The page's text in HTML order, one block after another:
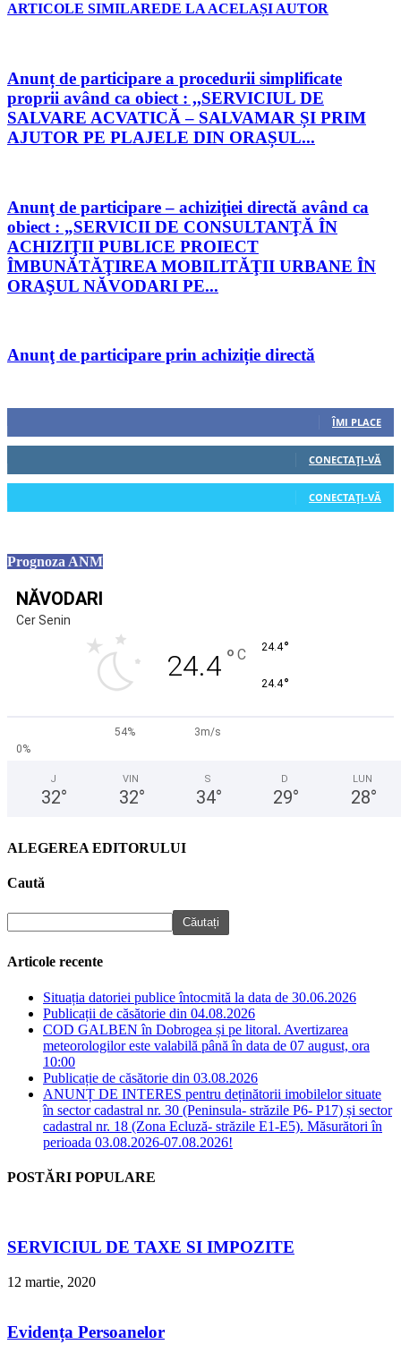
ARTICOLE SIMILAREDE LA ACELAȘI AUTOR
Anunț de participare a procedurii simplificate
proprii având ca obiect : ,,SERVICIUL DE
SALVARE ACVATICĂ – SALVAMAR ȘI PRIM
AJUTOR PE PLAJELE DIN ORAȘUL...
Anunţ de participare – achiziţiei directă având ca
obiect : „SERVICII DE CONSULTANŢĂ ÎN
ACHIZIŢII PUBLICE PROIECT
ÎMBUNĂTĂŢIREA MOBILITĂŢII URBANE ÎN
ORAŞUL NĂVODARI PE...
Anunţ de participare prin achiziție directă
ÎMI PLACE
CONECTAȚI-VĂ
CONECTAȚI-VĂ
Prognoza ANM
NĂVODARI
Cer Senin
24.4 ° C 24.4°
24.4°
54%
3m/s
0%
J
32°
VIN
32°
S
34°
D
29°
LUN
28°
ALEGEREA EDITORULUI
Caută
Articole recente
Situația datoriei publice întocmită la data de 30.06.2026
Publicații de căsătorie din 04.08.2026
COD GALBEN în Dobrogea și pe litoral. Avertizarea
meteorologilor este valabilă până în data de 07 august, ora
10:00
Publicație de căsătorie din 03.08.2026
ANUNȚ DE INTERES pentru deținătorii imobilelor situate
în sector cadastral nr. 30 (Peninsula- străzile P6- P17) și sector
cadastral nr. 18 (Zona Ecluză- străzile E1-E5). Măsurători în
perioada 03.08.2026-07.08.2026!
POSTĂRI POPULARE
SERVICIUL DE TAXE SI IMPOZITE
12 martie, 2020
Evidența Persoanelor